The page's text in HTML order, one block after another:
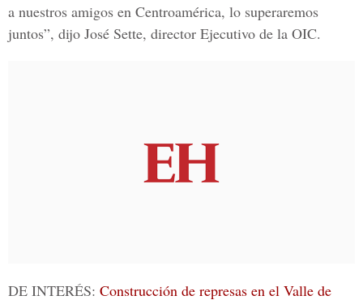
a nuestros amigos en Centroamérica, lo superaremos
juntos”, dijo José Sette, director Ejecutivo de la OIC.
DE INTERÉS: Construcción de represas en el Valle de